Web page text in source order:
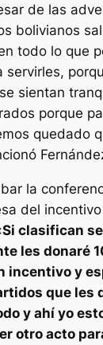
de las
bolivianos
todo lo que
servirles,
sientan
porque
quedado
la
del
clasifican
les donaré
incentivo y
que les
y ahí yo
otro acto